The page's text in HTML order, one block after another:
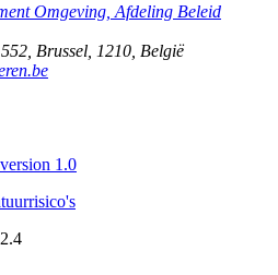
Omgeving, Afdeling Beleid
Brussel 1210 België
1.0